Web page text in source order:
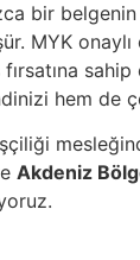
bir
MYK
hem de
Akdeniz